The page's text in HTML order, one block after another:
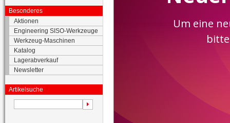
Besonderes
Aktionen
Engineering SISO-Werkzeuge
Werkzeug-Maschinen
Katalog
Lagerabverkauf
Newsletter
Artikelsuche